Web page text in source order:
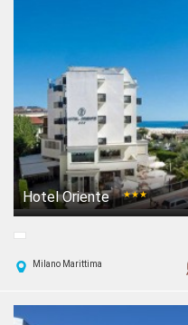
Hotel Oriente ★★★
Milano Marittima